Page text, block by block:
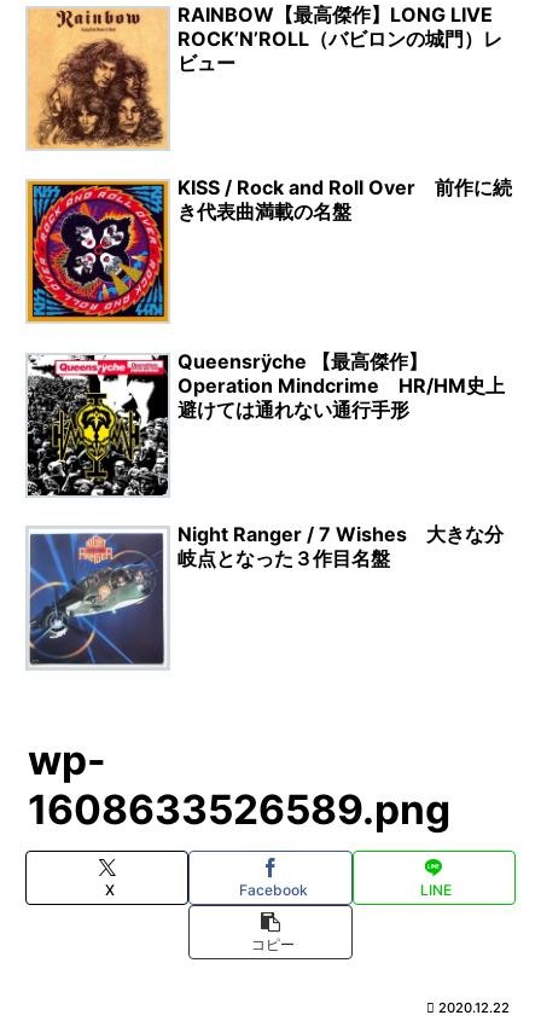
RAINBOW【最高傑作】LONG LIVE
ROCK’N’ROLL（バビロンの城門）レ
ビュー
KISS / Rock and Roll Over 前作に続
き代表曲満載の名盤
Queensrÿche 【最高傑作】
Operation Mindcrime HR/HM史上
避けては通れない通行手形
Night Ranger / 7 Wishes 大きな分
岐点となった３作目名盤
wp-
1608633526589.png
X Facebook LINE
コピー
2020.12.22